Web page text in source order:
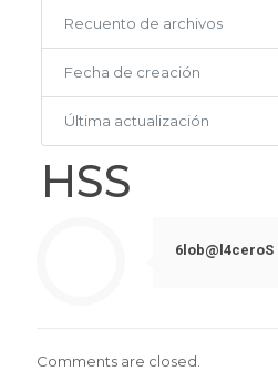
Recuento de archivos
Fecha de creación
Última actualización
HSS
6lob@l4ceroS
Comments are closed.